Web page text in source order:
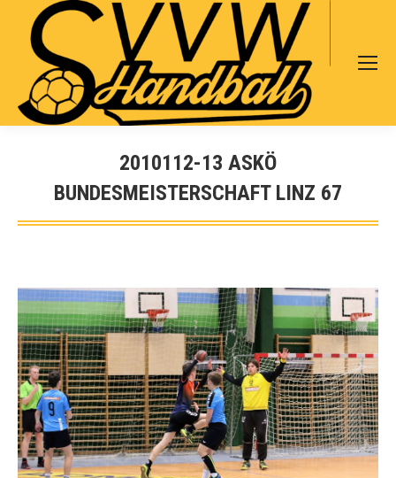
Search:
2010112-13 ASKÖ
BUNDESMEISTERSCHAFT LINZ 67
Sie befinden sich hier: